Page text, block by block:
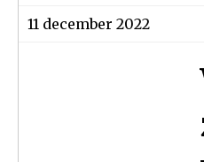
11 december 2022